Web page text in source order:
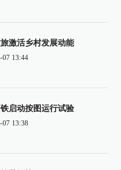
激活乡村发展动能
07 13:44
启动按图运行试验
07 13:38